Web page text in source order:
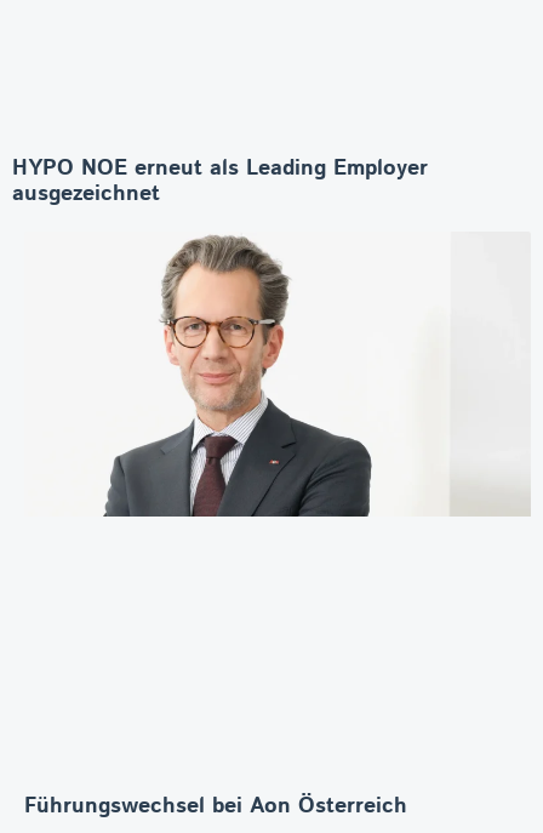
HYPO NOE erneut als Leading Employer
ausgezeichnet
Führungswechsel bei Aon Österreich